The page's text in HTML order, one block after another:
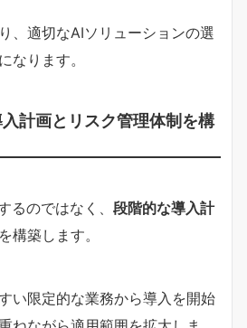
、適切なAIソリューションの選
なります。
計画とリスク管理体制を構
るのではなく、 段階的な導入計
を構築します。
い限定的な業務から導入を開始